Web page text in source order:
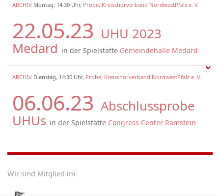
ARCHIV Montag, 14:30 Uhr, Probe, Kreischorverband NordwestPfalz e. V.
22.05.23 UHU 2023
Medard in der Spielstätte Gemeindehalle Medard
ARCHIV Dienstag, 14:30 Uhr, Probe, Kreischorverband NordwestPfalz e. V.
06.06.23 Abschlussprobe
UHUs in der Spielstätte Congress Center Ramstein
Wir sind Mitglied im